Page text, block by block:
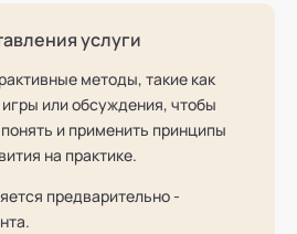
услуги
методы, такие как
или обсуждения, чтобы
и применить принципы
на практике.
предварительно -